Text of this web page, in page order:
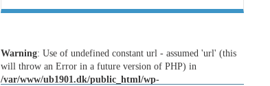
Warning: Use of undefined constant url - assumed 'url' (this
will throw an Error in a future version of PHP) in
/var/www/ub1901.dk/public_html/wp-